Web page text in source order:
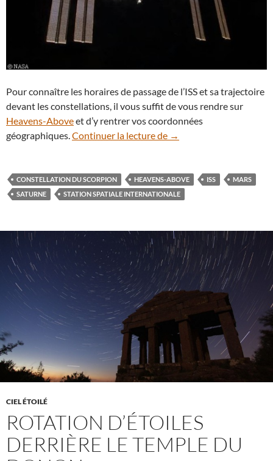
Pour connaître les horaires de passage de l’ISS et sa trajectoire
devant les constellations, il vous suffit de vous rendre sur
Heavens-Aboveet d’y rentrer vos coordonnées
géographiques.Continuer la lecture de La Station spatiale
→
CONSTELLATION DU SCORPION HEAVENS-ABOVE ISS
MARS
SATURNE
STATION SPATIALE INTERNATIONALE
CIEL ÉTOILÉ
ROTATION D’ÉTOILES
DERRIÈRE LE TEMPLE DU